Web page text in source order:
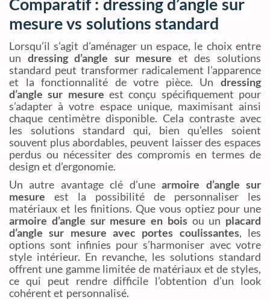
mesure vs solutions standard
Lorsqu’il s’agit d’aménager un espace, le choix entre
un dressing d’angle sur mesure et des solutions
standard peut transformer radicalement l’apparence
et la fonctionnalité de votre pièce. Un dressing
d’angle sur mesure est conçu spécifiquement pour
s’adapter à votre espace unique, maximisant ainsi
chaque centimètre disponible. Cela contraste avec
les solutions standard qui, bien qu’elles soient
souvent plus abordables, peuvent laisser des espaces
perdus ou nécessiter des compromis en termes de
design et d’ergonomie.
Un autre avantage clé d’unearmoire d’angle sur
mesure est la possibilité de personnaliser les
matériaux et les finitions. Que vous optiez pour une
armoire d’angle sur mesure en boisou un placard
d’angle sur mesure avec portes coulissantes, les
options sont infinies pour s’harmoniser avec votre
style intérieur. En revanche, les solutions standard
offrent une gamme limitée de matériaux et de styles,
ce qui peut rendre difficile l’obtention d’un look
cohérent et personnalisé.